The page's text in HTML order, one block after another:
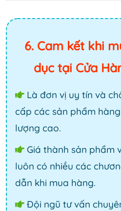
6. Cam kết khi
dục tại Cửa
Là đơn vị uy tín và
cấp các sản phẩm
lượng cao.
Giá thành sản phẩm
luôn có nhiều các
dẫn khi mua hàng.
Đội ngũ tư vấn